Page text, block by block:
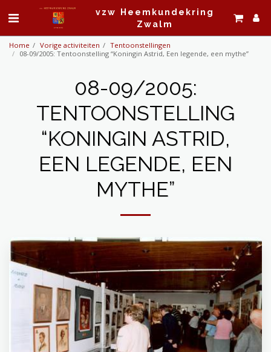
vzw Heemkundekring
Zwalm
Home Vorige activiteiten
Tentoonstellingen
08-09/2005: Tentoonstelling “Koningin Astrid, Een legende, een mythe”
08-09/2005:
TENTOONSTELLING
“KONINGIN ASTRID,
EEN LEGENDE, EEN
MYTHE”